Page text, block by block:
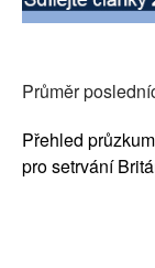
SOCIÁLNÍ SÍTĚ
RUBRIKY
PLNÁ VERZE
Průměr
Přehled
pro setrvání